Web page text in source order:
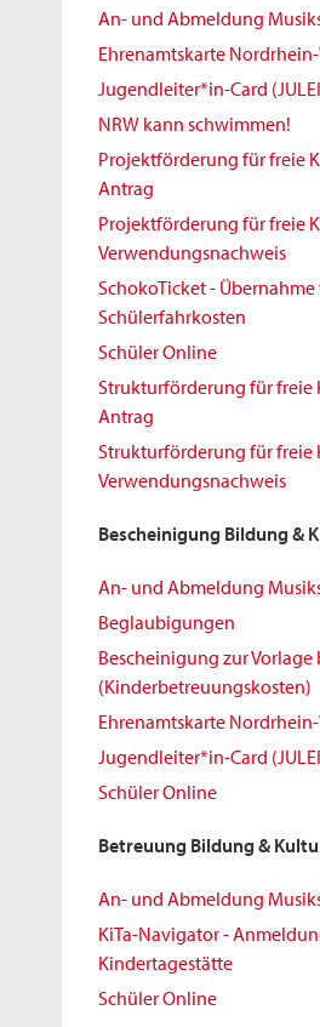
An- und Abmeldung
Ehrenamtskarte
Jugendleiter*in-Card
NRW kann schwimmen!
Projektförderung für freie
Antrag
Projektförderung für freie
Verwendungsnachweis
SchokoTicket - Übernahme
Schülerfahrkosten
Schüler Online
Strukturförderung für freie
Antrag
Strukturförderung für freie
Verwendungsnachweis
Bescheinigung Bildung &
An- und Abmeldung
Beglaubigungen
Bescheinigung zur
(Kinderbetreuungskosten)
Ehrenamtskarte
Jugendleiter*in-Card
Schüler Online
Betreuung Bildung &
An- und Abmeldung
KiTa-Navigator -
Kindertagestätte
Schüler Online